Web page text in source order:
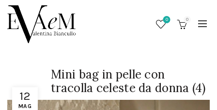
0 0
12
MAG
Mini bag in pelle con
tracolla celeste da donna (4)